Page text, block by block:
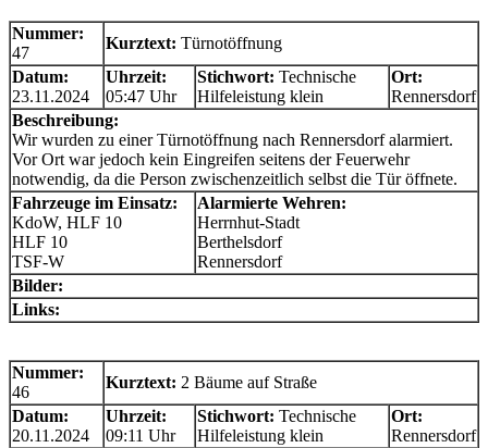
Nummer:
47
Kurztext: Türnotöffnung
Datum:
23.11.2024
Uhrzeit:
05:47 Uhr
Stichwort: Technische
Hilfeleistung klein
Ort:
Rennersdorf
Beschreibung:
Wir wurden zu einer Türnotöffnung nach Rennersdorf alarmiert.
Vor Ort war jedoch kein Eingreifen seitens der Feuerwehr
notwendig, da die Person zwischenzeitlich selbst die Tür öffnete.
Fahrzeuge im Einsatz:
KdoW, HLF 10
HLF 10
TSF-W
Alarmierte Wehren:
Herrnhut-Stadt
Berthelsdorf
Rennersdorf
Bilder:
Links:
Nummer:
46
Kurztext: 2 Bäume auf Straße
Datum:
20.11.2024
Uhrzeit:
09:11 Uhr
Stichwort: Technische
Hilfeleistung klein
Ort:
Rennersdorf